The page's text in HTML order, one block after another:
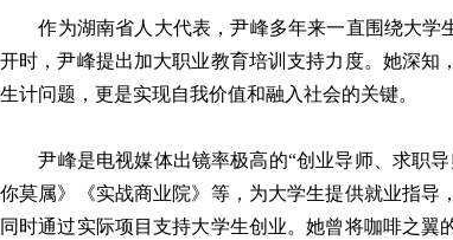
作为湖南省人大代表，尹峰多年来一直围绕大学
开时，尹峰提出加大职业教育培训支持力度。她深知
生计问题，更是实现自我价值和融入社会的关键。
尹峰是电视媒体出镜率极高的“创业导师、求职导
你莫属》《实战商业院》等，为大学生提供就业指导
同时通过实际项目支持大学生创业。她曾将咖啡之翼